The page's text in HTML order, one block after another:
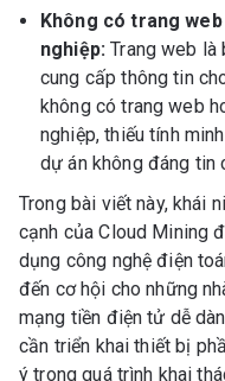
Không có trang
nghiệp:Trang web là
cung cấp thông tin
không có trang web
nghiệp, thiếu tính
dự án không đáng tin
Trong bài viết này, khái
cạnh của Cloud Mining
dụng công nghệ điện
đến cơ hội cho những
mạng tiền điện tử dễ
cần triển khai thiết bị
ý trong quá trình khai